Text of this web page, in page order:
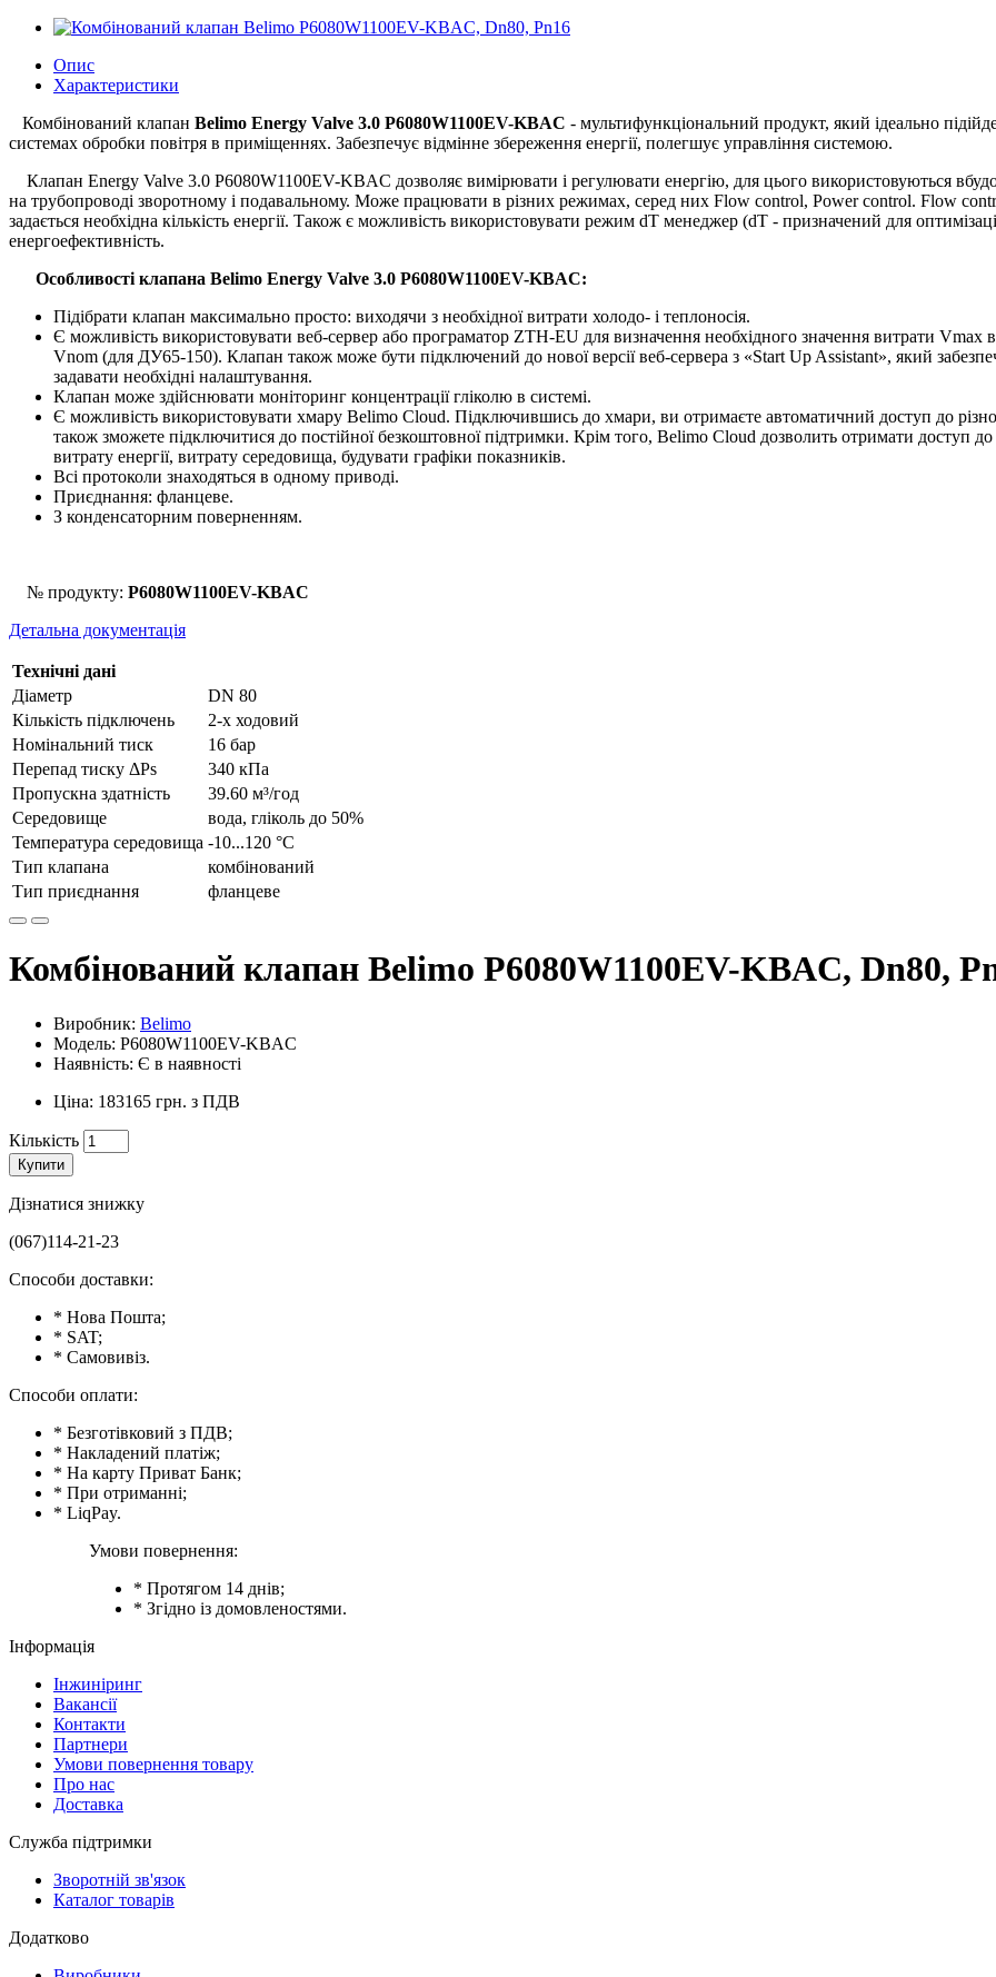
Опис
Характеристики
Комбінований клапан Belimo Energy Valve 3.0 P6080W1100EV-KBAC - мультифункціональний продукт, який ідеально
системах обробки повітря в приміщеннях. Забезпечує відмінне збереження енергії, полегшує управління системою.
Клапан Energy Valve 3.0 P6080W1100EV-KBAC дозволяє вимірювати і регулювати енергію, для цього використовуються
на трубопроводі зворотному і подавальному. Може працювати в різних режимах, серед них Flow control, Power control. Flow
задається необхідна кількість енергії. Також є можливість використовувати режим dT менеджер (dT - призначений для
енергоефективність.
Особливості клапана Belimo Energy Valve 3.0 P6080W1100EV-KBAC:
Підібрати клапан максимально просто: виходячи з необхідної витрати холодо- і теплоносія.
Є можливість використовувати веб-сервер або програматор ZTH-EU для визначення необхідного значення витрати Vmax
Vnom (для ДУ65-150). Клапан також може бути підключений до нової версії веб-сервера з «Start Up Assistant», який
задавати необхідні налаштування.
Клапан може здійснювати моніторинг концентрації гліколю в системі.
Є можливість використовувати хмару Belimo Cloud. Підключившись до хмари, ви отримаєте автоматичний доступ до
також зможете підключитися до постійної безкоштовної підтримки. Крім того, Belimo Cloud дозволить отримати доступ
витрату енергії, витрату середовища, будувати графіки показників.
Всі протоколи знаходяться в одному приводі.
Приєднання: фланцеве.
З конденсаторним поверненням.
№ продукту: P6080W1100EV-KBAC
Детальна документація
Технічні дані
Діаметр
DN 80
Кількість підключень
2-х ходовий
Номінальний тиск
16 бар
Перепад тиску ΔPs
340 кПа
Пропускна здатність
39.60 м³/год
Середовище
вода, гліколь до 50%
Температура середовища -10...120 °С
Тип клапана
комбінований
Тип приєднання
фланцеве
Комбінований клапан Belimo P6080W1100EV-KBAC, Dn80,
Виробник: Belimo
Модель: P6080W1100EV-KBAC
Наявність: Є в наявності
Ціна: 183165 грн. з ПДВ
Кількість
Купити
Дізнатися знижку
(067)114-21-23
Способи доставки:
* Нова Пошта;
* SAT;
* Самовивіз.
Способи оплати:
* Безготівковий з ПДВ;
* Накладений платіж;
* На карту Приват Банк;
* При отриманні;
* LiqPay.
Умови повернення:
* Протягом 14 днів;
* Згідно із домовленостями.
Інформація
Інжиніринг
Вакансії
Контакти
Партнери
Умови повернення товару
Про нас
Доставка
Служба підтримки
Зворотній зв'язок
Каталог товарів
Додатково